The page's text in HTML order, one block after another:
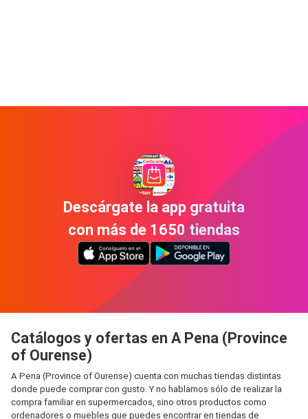
Descárgate la app gratuita
con más de 1650 tiendas
Catálogos y ofertas en A Pena (Province
of Ourense)
A Pena (Province of Ourense) cuenta con muchas tiendas distintas
donde puede comprar con gusto. Y no hablamos sólo de realizar la
compra familiar en supermercados, sino otros productos como
ordenadores o muebles que puedes encontrar en tiendas de